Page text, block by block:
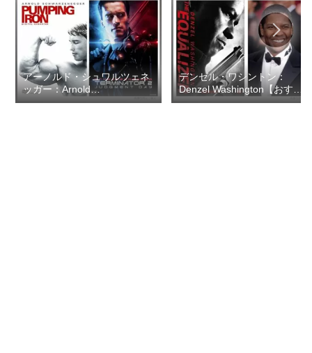
アーノルド・シュワルツェネ
ッガー：Arnold
Schwarzenegger【おすすめ
デンゼル・ワシントン：
Denzel Washington【おすす
めの映画ドラマ集】